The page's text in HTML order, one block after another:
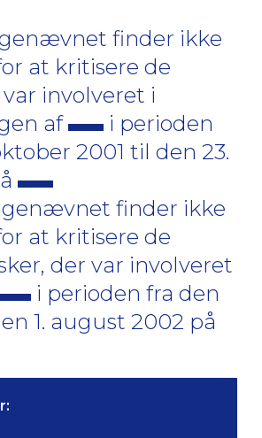
finder ikke
at kritisere de
involveret i
af
i perioden
2001 til den 23.
finder ikke
at kritisere de
der var involveret
i perioden fra den
1. august 2002 på